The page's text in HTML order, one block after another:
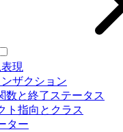
現
ンザクション
数と終了ステータス
ト指向とクラス
ター